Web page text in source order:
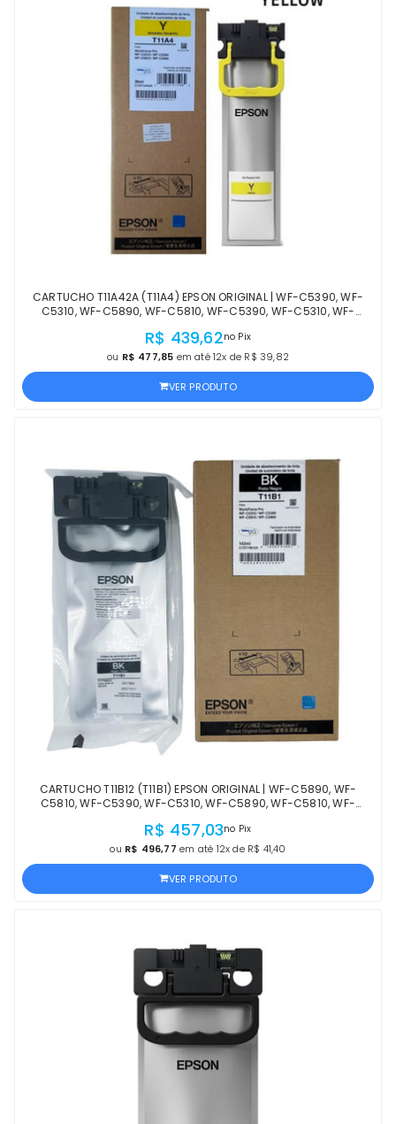
CARTUCHO T11A42A (T11A4) EPSON ORIGINAL | WF-C5390, WF-
C5310, WF-C5890, WF-C5810, WF-C5390, WF-C5310, WF-
R$ 439,62no Pix
ou R$ 477,85 em até 12x de R$ 39,82
VER PRODUTO
CARTUCHO T11B12 (T11B1) EPSON ORIGINAL | WF-C5890, WF-
C5810, WF-C5390, WF-C5310, WF-C5890, WF-C5810, WF-
R$ 457,03no Pix
ou R$ 496,77 em até 12x de R$ 41,40
VER PRODUTO